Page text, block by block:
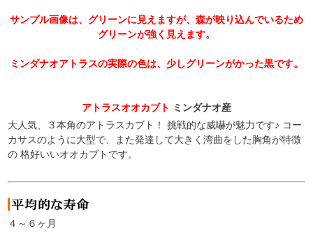
サンプル画像は、グリーンに見えますが、森が映り込んでいるため
グリーンが強く見えます。
ミンダナオアトラスの実際の色は、少しグリーンがかった黒です。
アトラスオオカブト ミンダナオ産
大人気、３本角のアトラスカブト ！ 挑戦的な威嚇が魅力です♪ コー
カサスのように大型で、また発達して大きく湾曲をした胸角が特徴
の 格好いいオオカブトです。
４～６ヶ月